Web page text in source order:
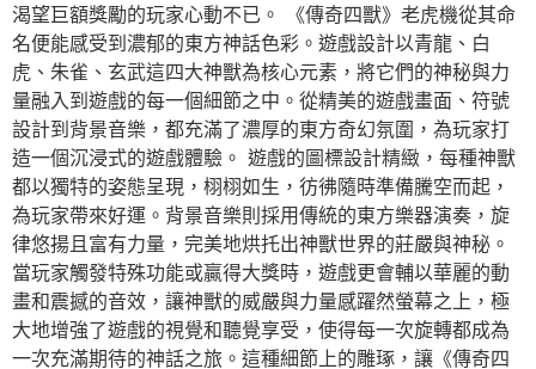
渴望巨額獎勵的玩家心動不已。 《傳奇四獸》老虎機從其命
名便能感受到濃郁的東方神話色彩。遊戲設計以青龍、白
虎、朱雀、玄武這四大神獸為核心元素，將它們的神秘與力
量融入到遊戲的每一個細節之中。從精美的遊戲畫面、符號
設計到背景音樂，都充滿了濃厚的東方奇幻氛圍，為玩家打
造一個沉浸式的遊戲體驗。 遊戲的圖標設計精緻，每種神獸
都以獨特的姿態呈現，栩栩如生，彷彿隨時準備騰空而起，
為玩家帶來好運。背景音樂則採用傳統的東方樂器演奏，旋
律悠揚且富有力量，完美地烘托出神獸世界的莊嚴與神秘。
當玩家觸發特殊功能或贏得大獎時，遊戲更會輔以華麗的動
畫和震撼的音效，讓神獸的威嚴與力量感躍然螢幕之上，極
大地增強了遊戲的視覺和聽覺享受，使得每一次旋轉都成為
一次充滿期待的神話之旅。這種細節上的雕琢，讓《傳奇四